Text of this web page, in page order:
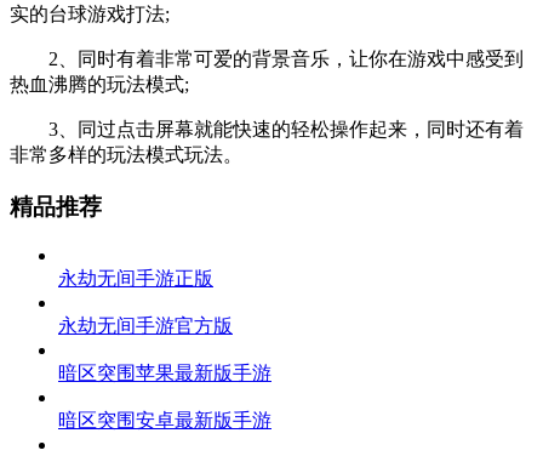
实的台球游戏打法;
2、同时有着非常可爱的背景音乐，让你在游戏中感受到
热血沸腾的玩法模式;
3、同过点击屏幕就能快速的轻松操作起来，同时还有着
非常多样的玩法模式玩法。
精品推荐
永劫无间手游正版
永劫无间手游官方版
暗区突围苹果最新版手游
暗区突围安卓最新版手游